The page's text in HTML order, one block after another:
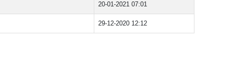
20-01-2021 07:01
29-12-2020 12:12